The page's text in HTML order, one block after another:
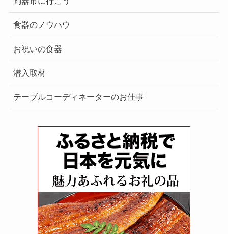
食器のノウハウ
お祝いの食器
潜入取材
テーブルコーディネーターのお仕事